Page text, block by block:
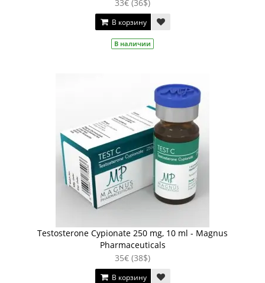
33€ (36$)
В корзину
В наличии
Testosterone Cypionate 250 mg, 10 ml - Magnus
Pharmaceuticals
35€ (38$)
В корзину